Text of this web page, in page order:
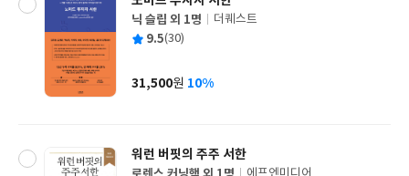
글
쓴
닉 슬립 외 1명
출
사
더퀘스트
평 9.5(30)
가
31,500원 10%
워런 버핏의 주주 서한